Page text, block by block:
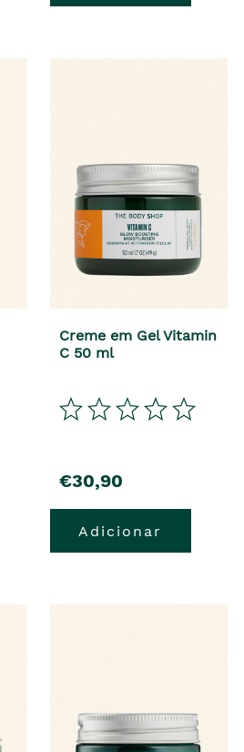
Creme em Gel Vitamin
C 50 ml
€30,90
Adicionar